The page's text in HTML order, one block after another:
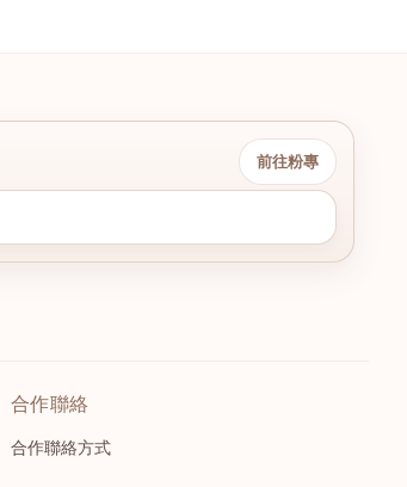
前往粉專
合作聯絡
合作聯絡方式